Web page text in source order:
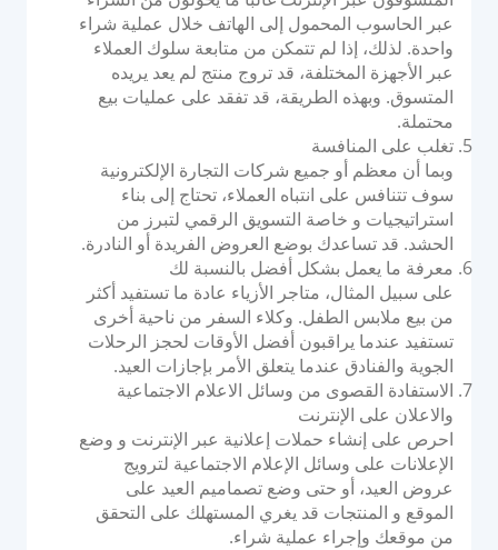
الوظائف
اتصل بنا
عبر الحاسوب المحمول إلى الهاتف خلال عملية شراء
واحدة. لذلك، إذا لم تتمكن من متابعة سلوك العملاء
عبر الأجهزة المختلفة، قد تروج منتج لم يعد يريده
المتسوق. وبهذه الطريقة، قد تفقد على عمليات بيع
محتملة.
تغلب على المنافسة
وبما أن معظم أو جميع شركات التجارة الإلكترونية
سوف تتنافس على انتباه العملاء، تحتاج إلى بناء
استراتيجيات و خاصة التسويق الرقمي لتبرز من
الحشد. قد تساعدك بوضع العروض الفريدة أو النادرة.
معرفة ما يعمل بشكل أفضل بالنسبة لك
على سبيل المثال، متاجر الأزياء عادة ما تستفيد أكثر
من بيع ملابس الطفل. وكلاء السفر من ناحية أخرى
تستفيد عندما يراقبون أفضل الأوقات لحجز الرحلات
الجوية والفنادق عندما يتعلق الأمر بإجازات العيد.
الاستفادة القصوى من وسائل الاعلام الاجتماعية
والاعلان على الإنترنت
احرص على إنشاء حملات إعلانية عبر الإنترنت و وضع
الإعلانات على وسائل الإعلام الاجتماعية لترويج
عروض العيد، أو حتى وضع تصماميم العيد على
الموقع و المنتجات قد يغري المستهلك على التحقق
من موقعك وإجراء عملية شراء.